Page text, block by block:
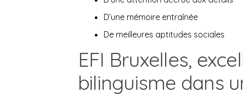
D’une mémoire entraînée
De meilleures aptitudes sociales
EFI Bruxelles,
bilinguisme dans